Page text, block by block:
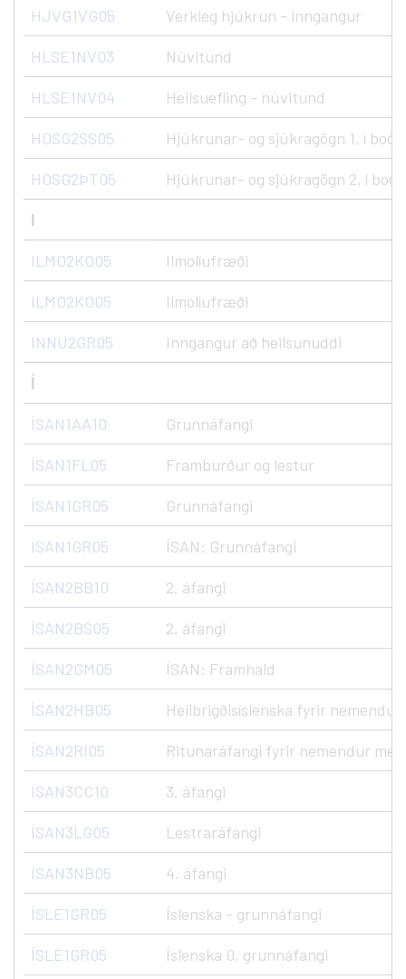
HJVG1VG05 Verkleg hjúkrun - inngangur
HLSE1NV03 Núvitund
HLSE1NV04 Heilsuefling - núvitund
HOSG2SS05 Hjúkrunar- og sjúkragögn 1, í
HOSG2ÞT05 Hjúkrunar- og sjúkragögn 2, í
I
ILMO2KO05 Ilmolíufræði
ILMO2KO05 Ilmolíufræði
INNU2GR05 Inngangur að heilsunuddi
Í
ÍSAN1AA10 Grunnáfangi
ÍSAN1FL05 Framburður og lestur
ÍSAN1GR05 Grunnáfangi
ÍSAN1GR05 ÍSAN: Grunnáfangi
ÍSAN2BB10 2. áfangi
ÍSAN2BS05 2. áfangi
ÍSAN2GM05 ÍSAN: Framhald
ÍSAN2HB05 Heilbrigðisíslenska fyrir nemendur
ÍSAN2RI05 Ritunaráfangi fyrir nemendur
ÍSAN3CC10 3. áfangi
ÍSAN3LG05 Lestraráfangi
ÍSAN3NB05 4. áfangi
ÍSLE1GR05 Íslenska - grunnáfangi
ÍSLE1GR05 Íslenska 0, grunnáfangi